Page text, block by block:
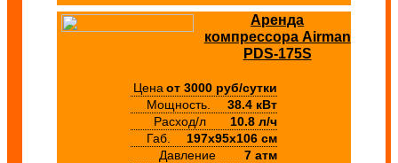
Аренда
компрессора Airman
PDS-175S
Цена от 3000 руб/сутки
Мощность.
38.4 кВт
Расход/л
10.8 л/ч
Габ.
197х95х106 см
Давление
7 атм